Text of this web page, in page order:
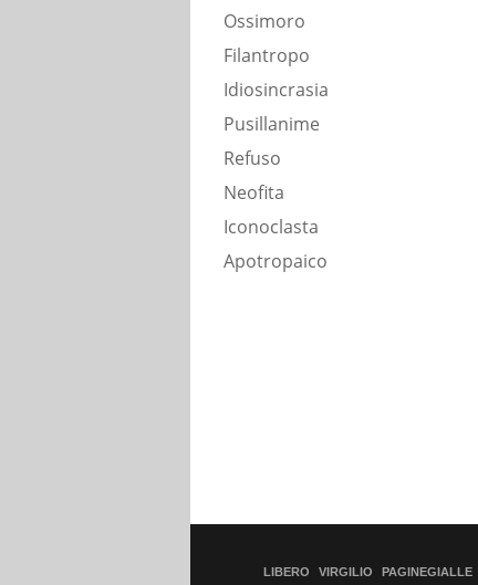
Ossimoro
Filantropo
Idiosincrasia
Pusillanime
Refuso
Neofita
Iconoclasta
Apotropaico
LIBERO VIRGILIO PAGINEGIALLE